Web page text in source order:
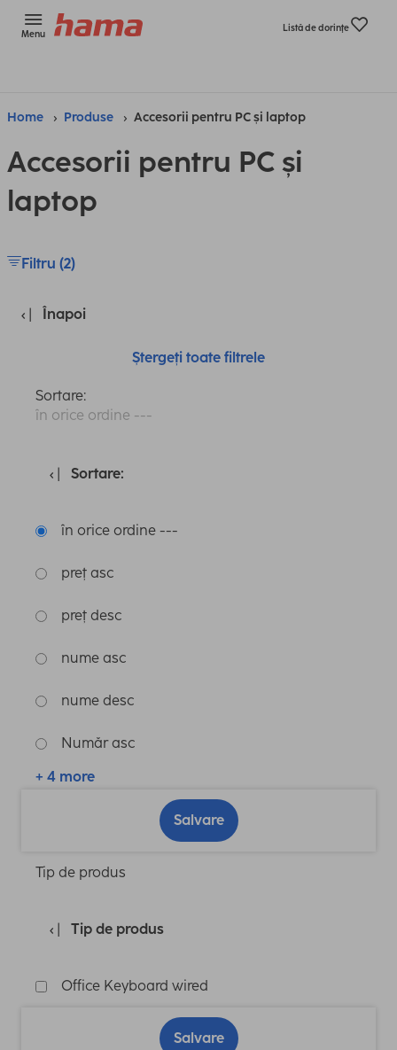
Menu
Listă de dorinţe
Home Produse Accesorii pentru PC și laptop
Accesorii pentru PC și
laptop
Filtru (2)
Înapoi
Ștergeți toate filtrele
Sortare:
în orice ordine ---
Sortare:
în orice ordine ---
preț asc
preț desc
nume asc
nume desc
Număr asc
+ 4 more
Salvare
Tip de produs
Tip de produs
Office Keyboard wired
Salvare